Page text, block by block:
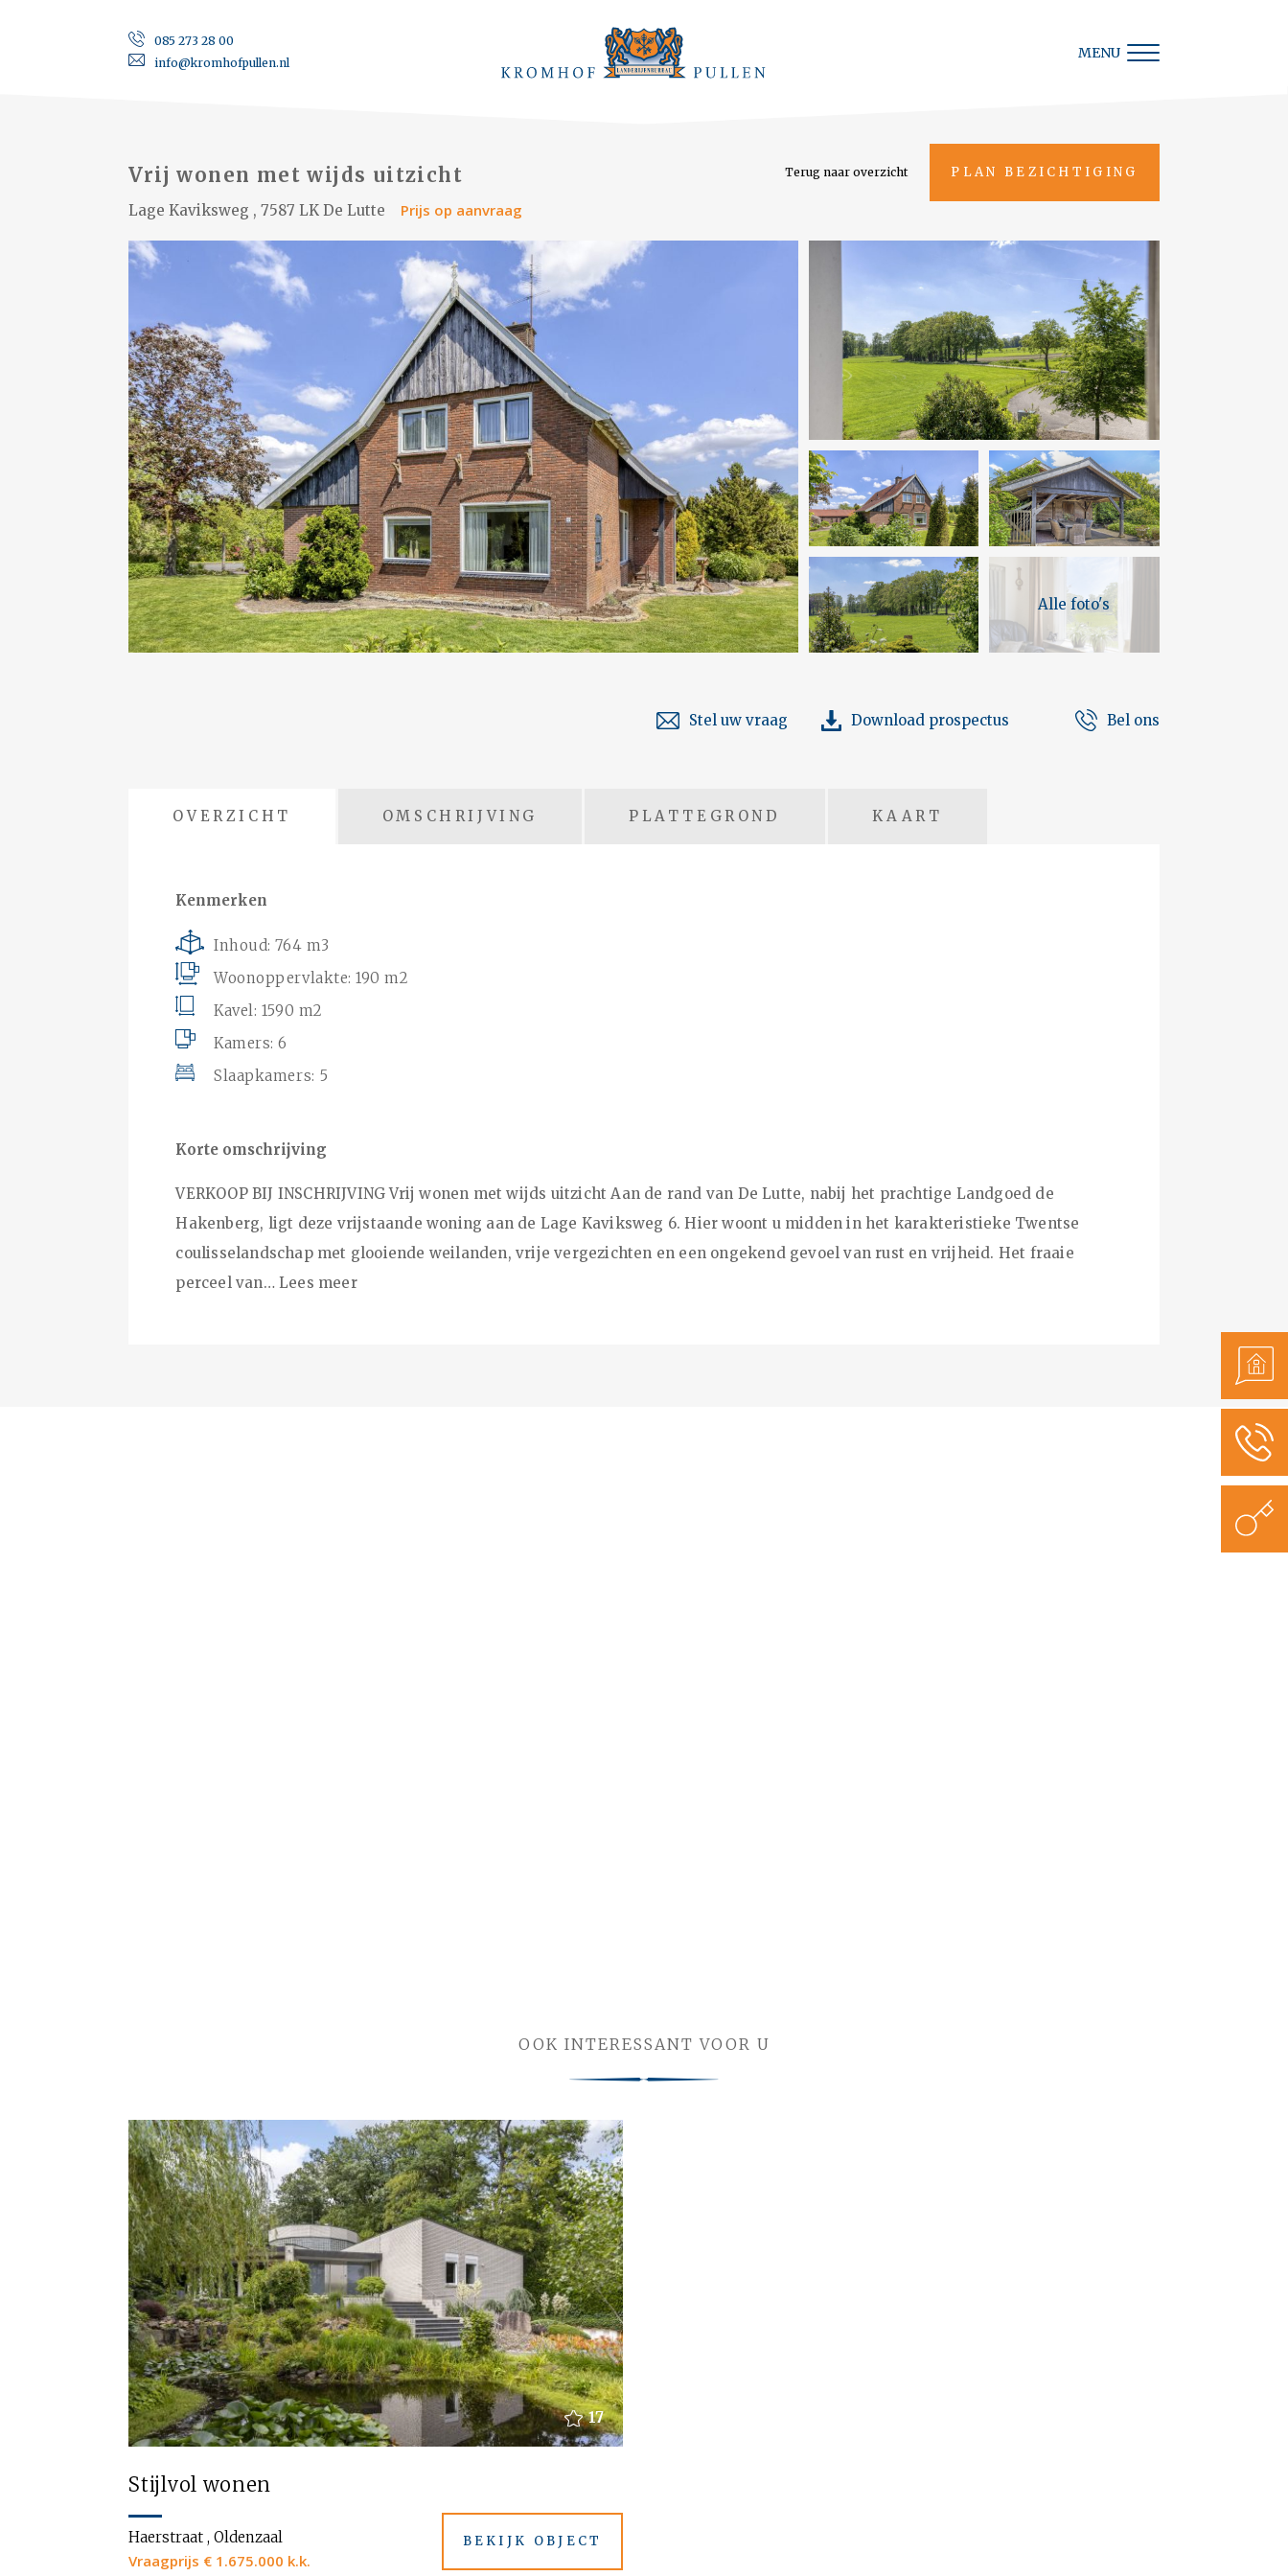
085 273 28 00
info@kromhofpullen.nl
MENU
Vrij wonen met wijds uitzicht
Lage Kaviksweg , 7587 LK De Lutte Prijs op aanvraag
Terug naar overzicht PLAN BEZICHTIGING
Alle foto's
Stel uw vraag Download prospectus Bel ons
OVERZICHT OMSCHRIJVING PLATTEGROND KAART
Kenmerken
Inhoud: 764 m3
Woonoppervlakte: 190 m2
Kavel: 1590 m2
Kamers: 6
Slaapkamers: 5
Korte omschrijving
VERKOOP BIJ INSCHRIJVING Vrij wonen met wijds uitzicht Aan de rand van De Lutte, nabij het prachtige Landgoed de
Hakenberg, ligt deze vrijstaande woning aan de Lage Kaviksweg 6. Hier woont u midden in het karakteristieke Twentse
coulisselandschap met glooiende weilanden, vrije vergezichten en een ongekend gevoel van rust en vrijheid. Het fraaie
perceel van…Lees meer
OOK INTERESSANT VOOR U
17
Stijlvol wonen
Haerstraat , Oldenzaal
Vraagprijs € 1.675.000 k.k.
BEKIJK OBJECT